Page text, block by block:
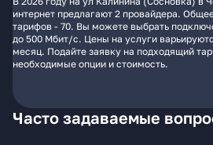
интернет предлагают 2 провайдера.
тарифов - 70. Вы можете выбрать
до 500 Мбит/с. Цены на услуги
месяц. Подайте заявку на подходящий
необходимые опции и стоимость.
Часто задаваемые